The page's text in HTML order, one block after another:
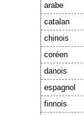
arabe
catalan
chinois
coréen
danois
espagnol
finnois